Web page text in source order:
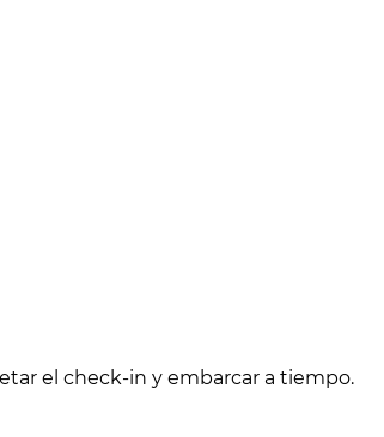
el check-in y embarcar a tiempo.